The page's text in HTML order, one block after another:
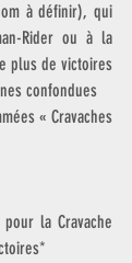
à définir), qui
Rider ou à la
plus de victoires
confondues
« Cravaches
la Cravache